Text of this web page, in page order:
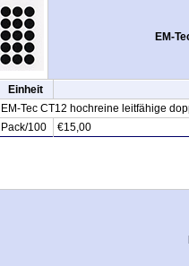
EM-
Einheit
EM-Tec CT12 hochreine leitfähige
Pack/100
€15,00